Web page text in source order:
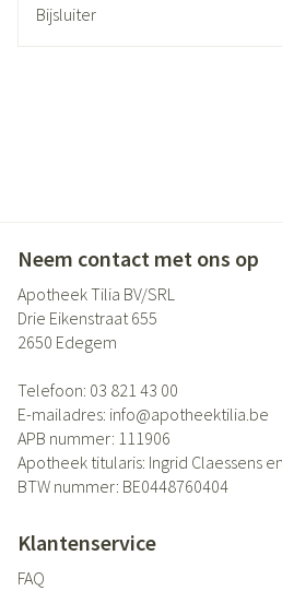
Bijsluiter
Neem contact met ons op
Apotheek Tilia BV/SRL
Drie Eikenstraat 655
2650 Edegem
Telefoon: 03 821 43 00
E-mailadres: info@apotheektilia.be
APB nummer: 111906
Apotheek titularis: Ingrid Claessens
BTW nummer: BE0448760404
Klantenservice
FAQ